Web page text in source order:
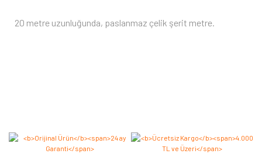
20 metre uzunluğunda, paslanmaz çelik şerit metre.